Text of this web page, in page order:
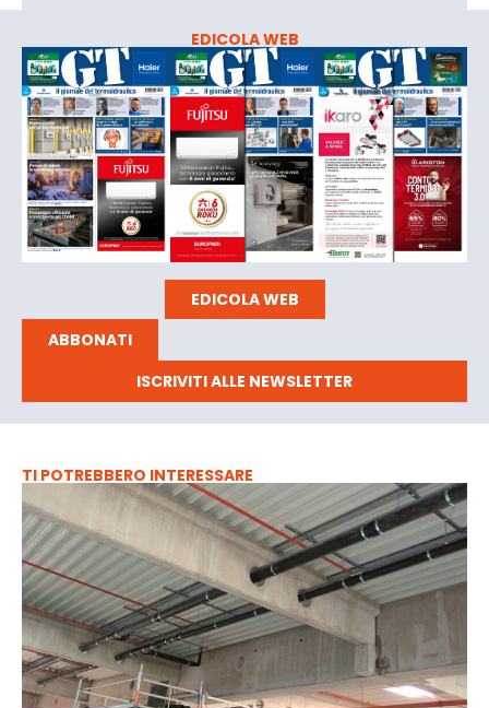
EDICOLA WEB
EDICOLA WEB
ABBONATI
ISCRIVITI ALLE NEWSLETTER
TI POTREBBERO INTERESSARE